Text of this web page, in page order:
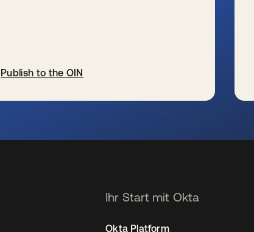
Publish to the OIN
Ihr Start mit Okta
Okta Platform